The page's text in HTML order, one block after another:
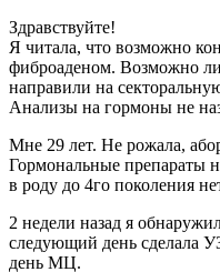
Здравствуйте!
Я читала, что возможно
фиброаденом. Возможно
направили на
Анализы на гормоны не
Мне 29 лет. Не рожала,
Гормональные препараты
в роду до 4го поколения
2 недели назад я
следующий день сделала
день МЦ.